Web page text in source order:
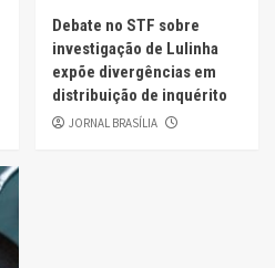
Debate no STF sobre
investigação de Lulinha
expõe divergências em
distribuição de inquérito
JORNAL BRASÍLIA